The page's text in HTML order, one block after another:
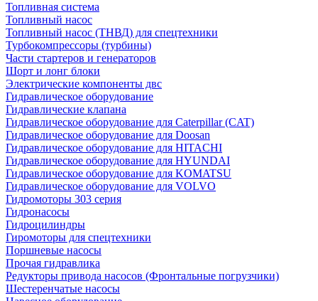
Топливная система
Топливный насос
Топливный насос (ТНВД) для спецтехники
Турбокомпрессоры (турбины)
Части стартеров и генераторов
Шорт и лонг блоки
Электрические компоненты двс
Гидравлическое оборудование
Гидравлические клапана
Гидравлическое оборудование для Caterpillar (CAT)
Гидравлическое оборудование для Doosan
Гидравлическое оборудование для HITACHI
Гидравлическое оборудование для HYUNDAI
Гидравлическое оборудование для KOMATSU
Гидравлическое оборудование для VOLVO
Гидромоторы 303 серия
Гидронасосы
Гидроцилиндры
Гиромоторы для спецтехники
Поршневые насосы
Прочая гидравлика
Редукторы привода насосов (Фронтальные погрузчики)
Шестеренчатые насосы